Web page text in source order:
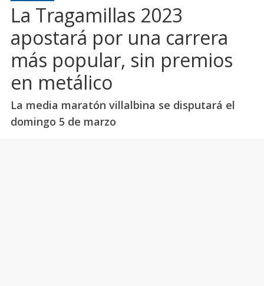
La Tragamillas 2023
apostará por una carrera
más popular, sin premios
en metálico
La media maratón villalbina se disputará el
domingo 5 de marzo